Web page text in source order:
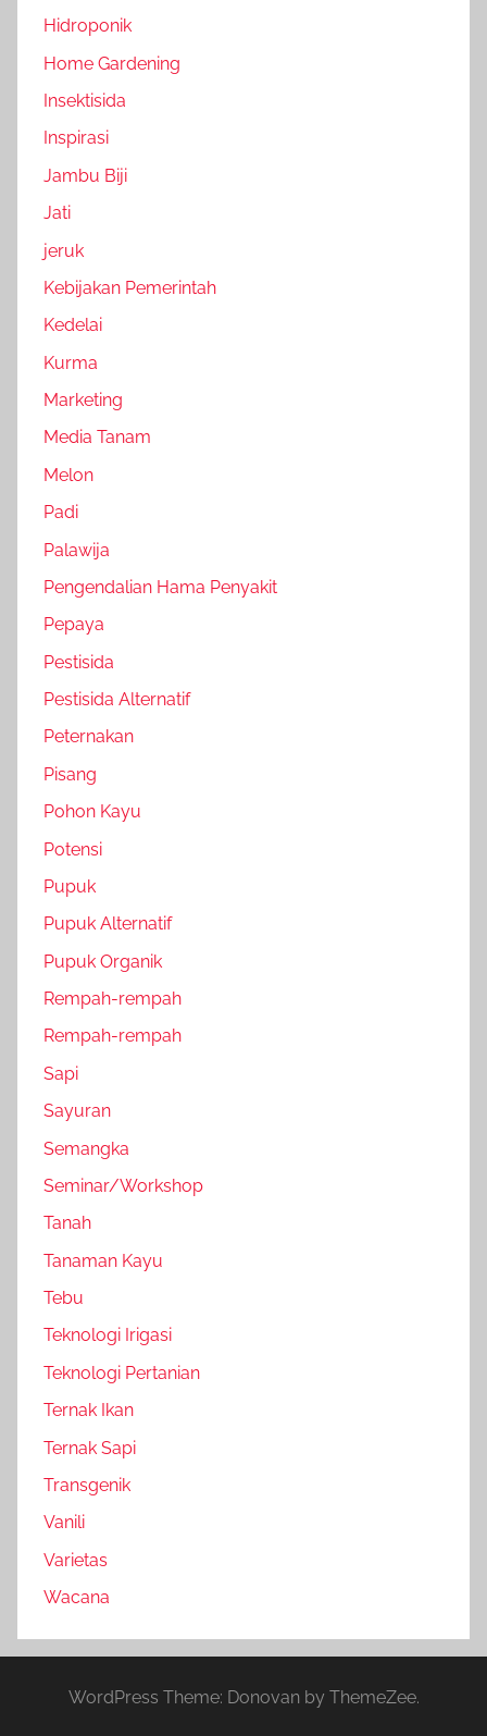
Hidroponik
Home Gardening
Insektisida
Inspirasi
Jambu Biji
Jati
jeruk
Kebijakan Pemerintah
Kedelai
Kurma
Marketing
Media Tanam
Melon
Padi
Palawija
Pengendalian Hama Penyakit
Pepaya
Pestisida
Pestisida Alternatif
Peternakan
Pisang
Pohon Kayu
Potensi
Pupuk
Pupuk Alternatif
Pupuk Organik
Rempah-rempah
Rempah-rempah
Sapi
Sayuran
Semangka
Seminar/Workshop
Tanah
Tanaman Kayu
Tebu
Teknologi Irigasi
Teknologi Pertanian
Ternak Ikan
Ternak Sapi
Transgenik
Vanili
Varietas
Wacana
WordPress Theme: Donovan by ThemeZee.